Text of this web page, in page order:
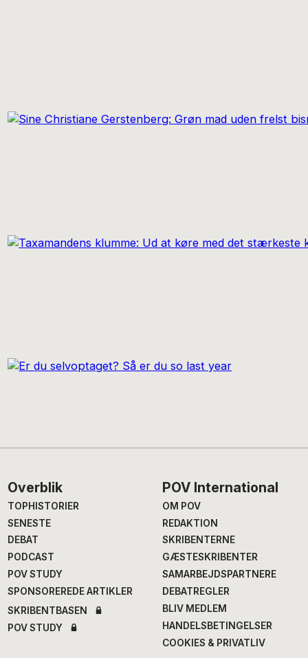
Footer
Overblik
TOPHISTORIER
SENESTE
DEBAT
PODCAST
POV STUDY
SPONSOREREDE ARTIKLER
SKRIBENTBASEN
POV STUDY
POV International
OM POV
REDAKTION
SKRIBENTERNE
GÆSTESKRIBENTER
SAMARBEJDSPARTNERE
DEBATREGLER
BLIV MEDLEM
HANDELSBETINGELSER
COOKIES & PRIVATLIV